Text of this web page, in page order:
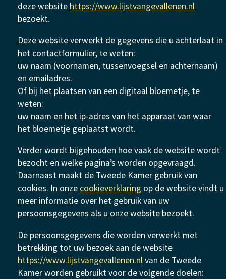
deze website https://www.lijstvangevallenen.nl
bezoekt.
Deze website verwerkt de gegevens die u achterlaat in
het contactformulier, te weten:
uw naam (voornamen, tussenvoegsel en achternaam)
en emailadres.
Of bij het plaatsen van een digitaal bloemetje, te
weten:
uw naam en het ip-adres van het apparaat van waar
het bloemetje geplaatst wordt.
Verder wordt bijgehouden hoe vaak de website wordt
bezocht en welke pagina’s worden opgevraagd.
Daarnaast maakt de Tweede Kamer gebruik van
cookies. In onze cookieverklaring op de website vindt u
meer informatie over het gebruik van uw
persoonsgegevens als u onze website bezoekt.
De persoonsgegevens die worden verwerkt met
betrekking tot uw bezoek aan de website
https://www.lijstvangevallenen.nlvan de Tweede
Kamer worden gebruikt voor de volgende doelen: